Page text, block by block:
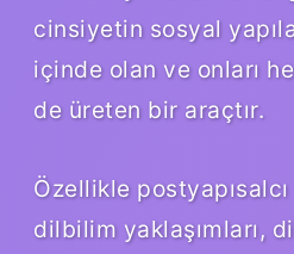
cinsiyetin sosyal
içinde olan ve onları
de üreten bir araçtır.
Özellikle
dilbilim yaklaşımları,